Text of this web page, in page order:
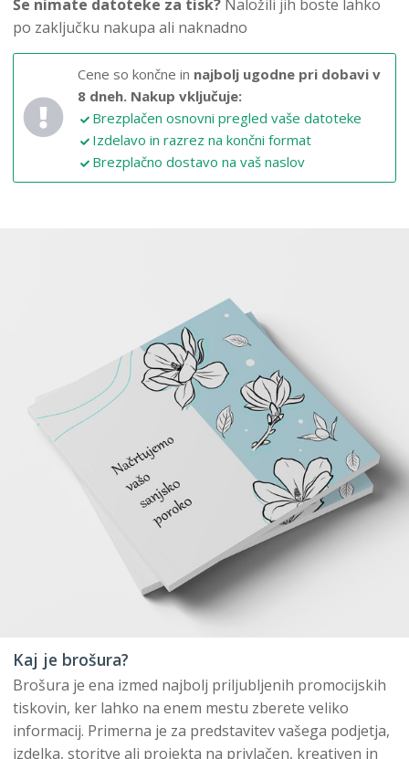
Še nimate datoteke za tisk? Naložili jih boste lahko
po zaključku nakupa ali naknadno
Cene so končne in najbolj ugodne pri dobavi v
8 dneh. Nakup vključuje:
Brezplačen osnovni pregled vaše datoteke
Izdelavo in razrez na končni format
Brezplačno dostavo na vaš naslov
Kaj je brošura?
Brošura je ena izmed najbolj priljubljenih promocijskih
tiskovin, ker lahko na enem mestu zberete veliko
informacij. Primerna je za predstavitev vašega podjetja,
izdelka, storitve ali projekta na privlačen, kreativen in